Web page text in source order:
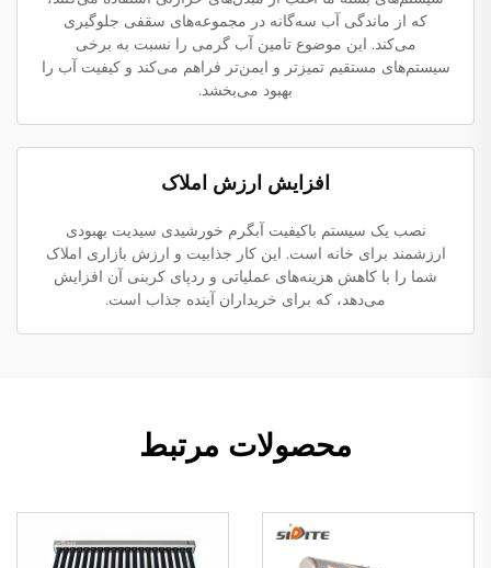
که از ماندگی آب سه‌گانه در مجموعه‌های سقفی جلوگیری
می‌کند. این موضوع تامین آب گرمی را نسبت به برخی
سیستم‌های مستقیم تمیزتر و ایمن‌تر فراهم می‌کند و کیفیت آب را
بهبود می‌بخشد.
افزایش ارزش املاک
نصب یک سیستم باکیفیت آبگرم خورشیدی سیدیت بهبودی
ارزشمند برای خانه است. این کار جذابیت و ارزش بازاری املاک
شما را با کاهش هزینه‌های عملیاتی و ردپای کربنی آن افزایش
می‌دهد، که برای خریداران آینده جذاب است.
محصولات مرتبط